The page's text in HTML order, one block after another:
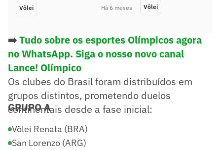
Vôlei Há 6 meses Vôlei
➡️Tudo sobre os esportes Olímpicos agora
no WhatsApp. Siga o nosso novo canal
Lance! Olímpico
Os clubes do Brasil foram distribuídos em
grupos distintos, prometendo duelos
continentais desde a fase inicial:
GRUPO A
Vôlei Renata (BRA)
San Lorenzo (ARG)